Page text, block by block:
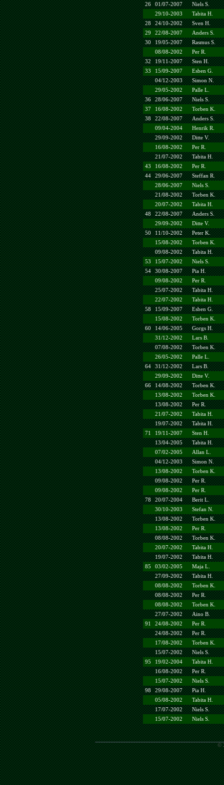
26
01/07-2007
Niels S.
29/10-2003
Tabita H.
28
24/10-2002
Sven H.
29
22/08-2007
Anders S.
30
19/05-2007
Rasmus S.
08/08-2002
Per R.
32
19/11-2007
Sten H.
33
15/09-2007
Esben G.
04/12-2003
Simon N.
29/05-2002
Palle L.
36
28/06-2007
Niels S.
37
16/08-2002
Torben K.
38
22/08-2007
Anders S.
09/04-2004
Henrik R.
29/09-2002
Ditte V.
16/08-2002
Per R.
21/07-2002
Tabita H.
43
16/08-2002
Per R.
44
29/06-2007
Steffan R.
28/06-2007
Niels S.
21/08-2002
Torben K.
20/07-2002
Tabita H.
48
22/08-2007
Anders S.
29/09-2002
Ditte V.
50
11/10-2002
Peter K.
15/08-2002
Torben K.
09/08-2002
Tabita H.
53
15/07-2002
Niels S.
54
30/08-2007
Pia H.
09/08-2002
Per R.
25/07-2002
Tabita H.
22/07-2002
Tabita H.
58
15/09-2007
Esben G.
15/08-2002
Torben K.
60
14/06-2005
Gorgs H.
31/12-2002
Lars B.
07/08-2002
Torben K.
26/05-2002
Palle L.
64
31/12-2002
Lars B.
29/09-2002
Ditte V.
66
14/08-2002
Torben K.
13/08-2002
Torben K.
13/08-2002
Per R.
21/07-2002
Tabita H.
19/07-2002
Tabita H.
71
19/11-2007
Sten H.
13/04-2005
Tabita H.
07/02-2005
Allan L.
04/12-2003
Simon N.
13/08-2002
Torben K.
09/08-2002
Per R.
09/08-2002
Per R.
78
20/07-2004
Berit L.
30/10-2003
Stefan N.
13/08-2002
Torben K.
13/08-2002
Per R.
08/08-2002
Torben K.
20/07-2002
Tabita H.
19/07-2002
Tabita H.
85
03/02-2005
Maja L.
27/09-2002
Tabita H.
08/08-2002
Torben K.
08/08-2002
Per R.
08/08-2002
Torben K.
27/07-2002
Aino B.
91
24/08-2002
Per R.
24/08-2002
Per R.
17/08-2002
Torben K.
15/07-2002
Niels S.
95
19/02-2004
Tabita H.
16/08-2002
Per R.
15/07-2002
Niels S.
98
29/08-2007
Pia H.
05/08-2002
Tabita H.
17/07-2002
Niels S.
15/07-2002
Niels S.
©